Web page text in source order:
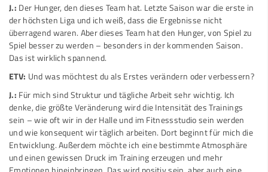
J.: Der Hunger, den dieses Team hat. Letzte Saison war die erste in
der höchsten Liga und ich weiß, dass die Ergebnisse nicht
überragend waren. Aber dieses Team hat den Hunger, von Spiel zu
Spiel besser zu werden – besonders in der kommenden Saison.
Das ist wirklich spannend.
ETV: Und was möchtest du als Erstes verändern oder verbessern?
J.: Für mich sind Struktur und tägliche Arbeit sehr wichtig. Ich
denke, die größte Veränderung wird die Intensität des Trainings
sein – wie oft wir in der Halle und im Fitnessstudio sein werden
und wie konsequent wir täglich arbeiten. Dort beginnt für mich die
Entwicklung. Außerdem möchte ich eine bestimmte Atmosphäre
und einen gewissen Druck im Training erzeugen und mehr